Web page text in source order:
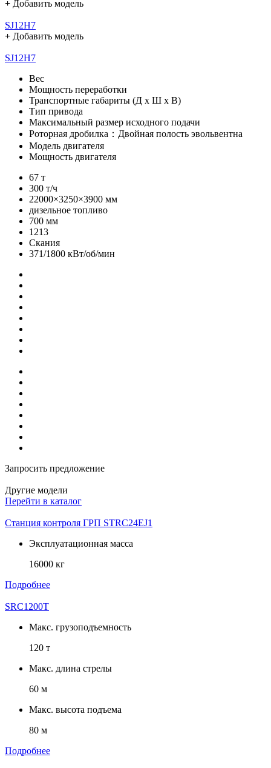
+ Добавить модель
SJ12H7
+ Добавить модель
SJ12H7
Вес
Мощность переработки
Транспортные габариты (Д х Ш х В)
Тип привода
Максимальный размер исходного подачи
Роторная дробилка：Двойная полость эвольвентна
Модель двигателя
Мощность двигателя
67 т
300 т/ч
22000×3250×3900 мм
дизельное топливо
700 мм
1213
Скания
371/1800 кВт/об/мин
Запросить предложение
Другие модели
Перейти в каталог
Станция контроля ГРП STRC24EJ1
Эксплуатационная масса
16000 кг
Подробнее
SRC1200T
Макс. грузоподъемность
120 т
Макс. длина стрелы
60 м
Макс. высота подъема
80 м
Подробнее